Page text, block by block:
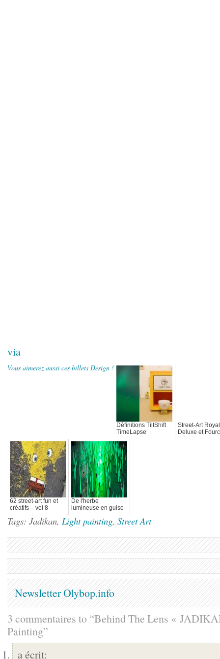
via
Vous aimerez aussi ces billets Design !
Définitions TiltShift
TimeLapse
SlowMotion
StopMotion
LightPainting et bien
d'autres
Street-Art Royal
Deluxe et
62 street-art fun et
créatifs – vol 8
De l'herbe
lumineuse en guise
Tags: Jadikan, Light painting, Street Art
Newsletter Olybop.info
3 commentaires to “Behind The Lens «
Painting”
a écrit: